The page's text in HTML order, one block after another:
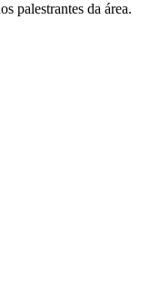
palestrantes da área.